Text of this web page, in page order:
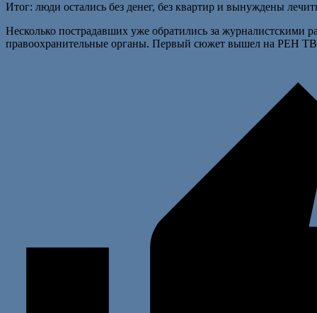
Итог: люди остались без денег, без квартир и вынуждены
Несколько пострадавших уже обратились за журналистскими
правоохранительные органы. Первый сюжет вышел на РЕН